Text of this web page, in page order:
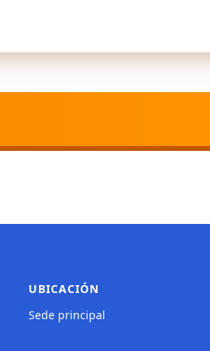
UBICACIÓN
Sede principal